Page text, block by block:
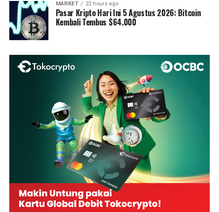
MARKET 22 hours ago
Pasar Kripto Hari Ini 5 Agustus 2026: Bitcoin
Kembali Tembus $64.000